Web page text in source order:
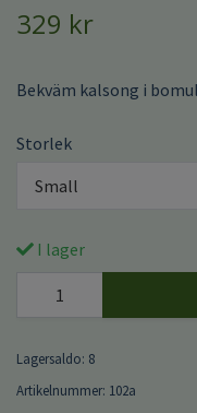
329 kr
Bekväm kalsong i
Storlek
Small
I lager
Lagersaldo: 8
Artikelnummer: 102a